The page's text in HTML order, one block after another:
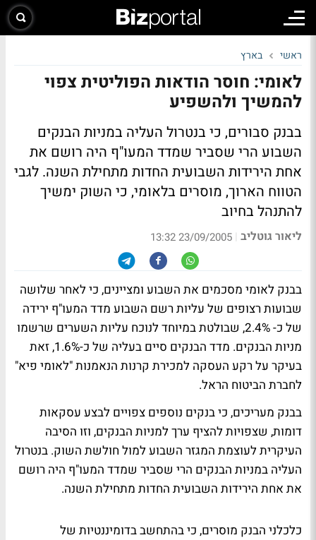
ראשי בארץ
לאומי: חוסר הודאות הפוליטית צפוי
להמשיך ולהשפיע
בבנק סבורים, כי בנטרול העליה במניות הבנקים
השבוע הרי שסביר שמדד המעו"ף היה רושם את
אחת הירידות השבועית החדות מתחילת השנה. לגבי
הטווח הארוך, מוסרים בלאומי, כי השוק ימשיך
להתנהל בחיוב
ליאור גוטליב |
23/09/2005 13:32
בבנק לאומי מסכמים את השבוע ומציינים, כי לאחר שלושה
שבועות רצופים של עליות רשם השבוע מדד המעו"ף ירידה
של כ- 2.4%, שבולטת במיוחד לנוכח עליות השערים שרשמו
מניות הבנקים. מדד הבנקים סיים בעליה של כ-1.6%, זאת
בעיקר על רקע העסקה למכירת קרנות הנאמנות "לאומי פיא"
לחברת הביטוח הראל.
בבנק מעריכים, כי בנקים נוספים צפויים לבצע עסקאות
דומות, שצפויות להציף ערך למניות הבנקים, וזו הסיבה
העיקרית לעוצמת המגזר השבוע למול חולשת השוק. בנטרול
העליה במניות הבנקים הרי שסביר שמדד המעו"ף היה רושם
את אחת הירידות השבועית החדות מתחילת השנה.
כלכלני הבנק מוסרים, כי בהתחשב בדומיננטיות של